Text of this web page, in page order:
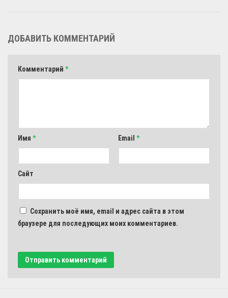
ДОБАВИТЬ КОММЕНТАРИЙ
Комментарий *
Имя * Email *
Сайт
Сохранить моё имя, email и адрес сайта в этом
браузере для последующих моих комментариев.